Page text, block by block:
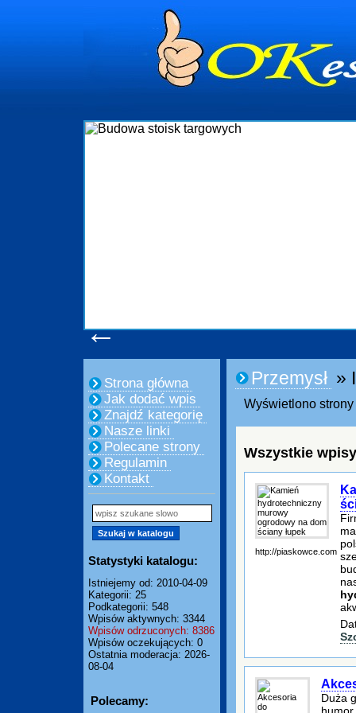
Budowa stoisk targowych
←
Strona główna
Jak dodać wpis
Znajdź kategorię
Nasze linki
Polecane strony
Regulamin
Kontakt
Statystyki katalogu:
Istniejemy od: 2010-04-09
Kategorii: 25
Podkategorii: 548
Wpisów aktywnych: 3344
Wpisów odrzuconych: 8386
Wpisów oczekujących: 0
Ostatnia moderacja: 2026-
08-04
Polecamy:
Przemysł »
Wyświetlono
Wszystkie
http://piaskowce.com
Duża